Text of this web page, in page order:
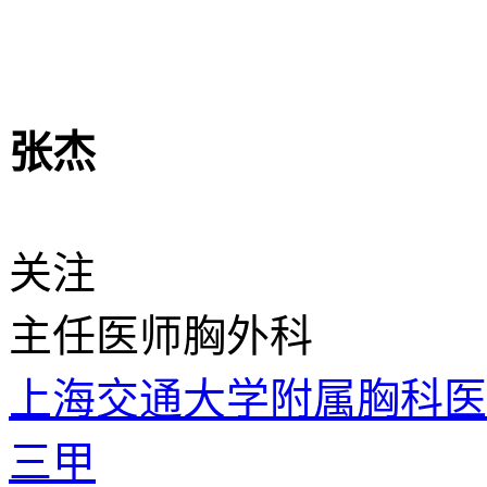
张杰
关注
主任医师胸外科
上海交通大学附属胸科
三甲